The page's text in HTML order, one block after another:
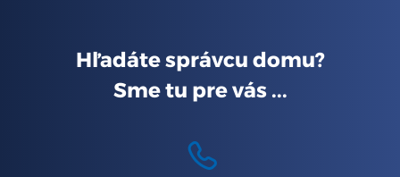
Hľadáte správcu domu?
Sme tu pre vás ...